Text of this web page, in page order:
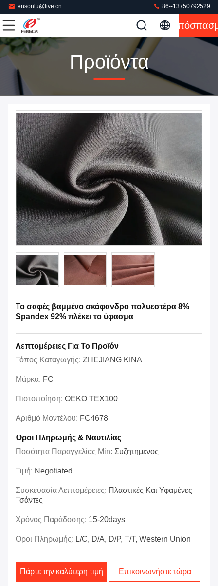
ensonlu@live.cn 86--13750792529
Προϊόντα
Το σαφές βαμμένο σκάφανδρο πολυεστέρα 8%
Spandex 92% πλέκει το ύφασμα
Λεπτομέρειες Για Το Προϊόν
Τόπος Καταγωγής: ZHEJIANG ΚΙΝΑ
Μάρκα: FC
Πιστοποίηση: OEKO TEX100
Αριθμό Μοντέλου: FC4678
Όροι Πληρωμής & Ναυτιλίας
Ποσότητα Παραγγελίας Min: Συζητημένος
Τιμή: Negotiated
Συσκευασία Λεπτομέρειες: Πλαστικές Και Υφαμένες
Τσάντες
Χρόνος Παράδοσης: 15-20days
Όροι Πληρωμής: L/C, D/A, D/P, T/T, Western Union
Πάρτε την καλύτερη τιμή Επικοινωνήστε τώρα